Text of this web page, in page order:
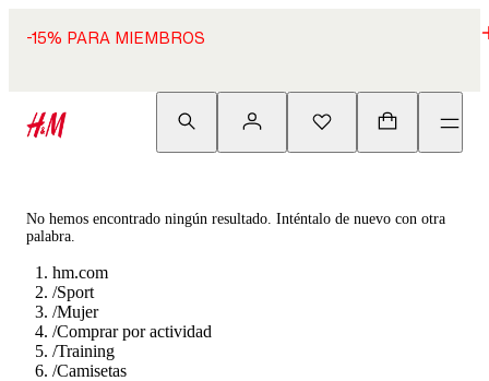
-15% PARA MIEMBROS
No hemos encontrado ningún resultado. Inténtalo de nuevo con otra
palabra.
hm.com
/Sport
/Mujer
/Comprar por actividad
/Training
/Camisetas